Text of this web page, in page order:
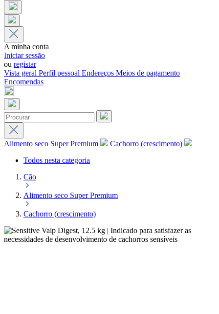
A minha conta
Iniciar sessão
ou registar
Vista geral Perfil pessoal Endereços Meios de pagamento
Encomendas
Alimento seco Super Premium
Cachorro (crescimento)
Todos nesta categoria
Cão
Alimento seco Super Premium
Cachorro (crescimento)